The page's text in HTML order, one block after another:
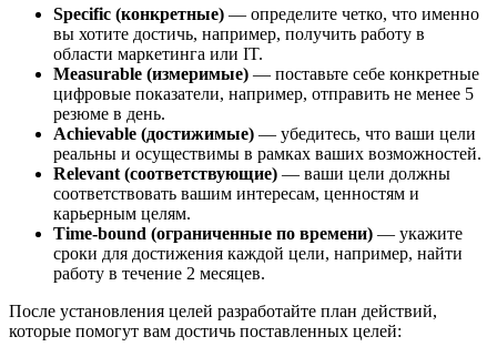
Specific (конкретные) — определите четко, что именно
вы хотите достичь, например, получить работу в
области маркетинга или IT.
Measurable (измеримые) — поставьте себе конкретные
цифровые показатели, например, отправить не менее 5
резюме в день.
Achievable (достижимые) — убедитесь, что ваши цели
реальны и осуществимы в рамках ваших возможностей.
Relevant (соответствующие) — ваши цели должны
соответствовать вашим интересам, ценностям и
карьерным целям.
Time-bound (ограниченные по времени) — укажите
сроки для достижения каждой цели, например, найти
работу в течение 2 месяцев.
После установления целей разработайте план действий,
которые помогут вам достичь поставленных целей: